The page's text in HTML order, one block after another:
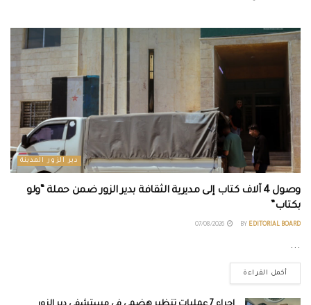
دير الزور المدينة
وصول 4 آلاف كتاب إلى مديرية الثقافة بدير الزور ضمن حملة “ولو
بكتاب”
BY EDITORIAL BOARD
...
أكمل القراءة